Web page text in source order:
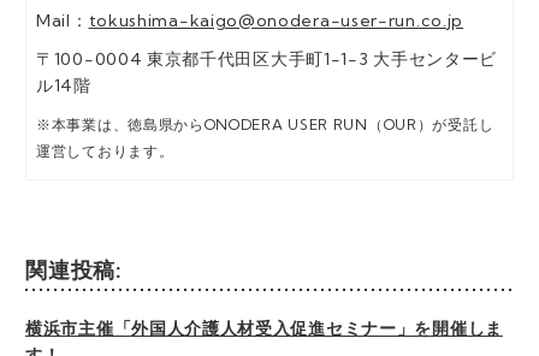
Mail： tokushima-kaigo@onodera-user-run.co.jp
〒100-0004 東京都千代田区大手町1-1-3 大手センタービ
ル14階
※本事業は、徳島県からONODERA USER RUN（OUR）が受託し
運営しております。
関連投稿:
横浜市主催「外国人介護人材受入促進セミナー」を開催しま